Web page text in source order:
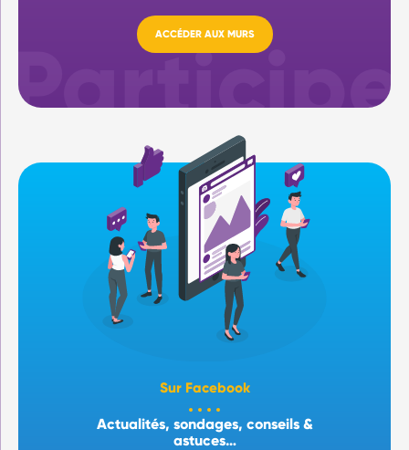
ACCÉDER AUX MURS
Sur Facebook
Actualités, sondages, conseils &
astuces…